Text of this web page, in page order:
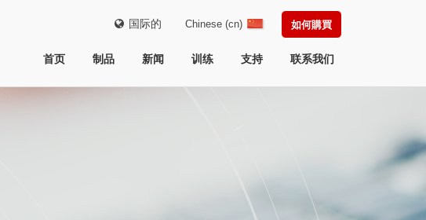
国际的 如何購買
Chinese (cn)
首页 制品 新闻 训练 支持 联系我们